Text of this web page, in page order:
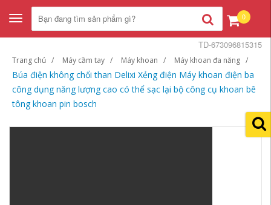
Toggle
navigation
0
Trang chủ Máy cầm tay Máy khoan Máy khoan đa năng
Búa điện không chổi than Delixi Xẻng điện Máy khoan điện ba
công dụng năng lượng cao có thể sạc lại bộ công cụ khoan bê
tông khoan pin bosch
TD-673096815315